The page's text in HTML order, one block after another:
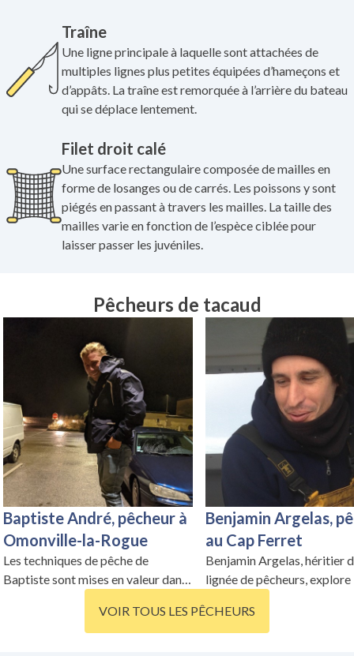
Traîne
Une ligne principale à laquelle sont attachées de
multiples lignes plus petites équipées d’hameçons et
d’appâts. La traîne est remorquée à l’arrière du bateau
qui se déplace lentement.
Filet droit calé
Une surface rectangulaire composée de mailles en
forme de losanges ou de carrés. Les poissons y sont
piégés en passant à travers les mailles. La taille des
mailles varie en fonction de l’espèce ciblée pour
laisser passer les juvéniles.
Pêcheurs de tacaud
Baptiste André, pêcheur à
Omonville-la-Rogue
Les techniques de pêche de
Baptiste sont mises en valeur dans
la pointe Nord du Cotentin.
Benjamin Argelas,
au Cap Ferret
Benjamin Argelas, héritier
lignée de pêcheurs, explore
une pêche diversifiée et
passionnante ! Embarquez
VOIR TOUS LES PÊCHEURS